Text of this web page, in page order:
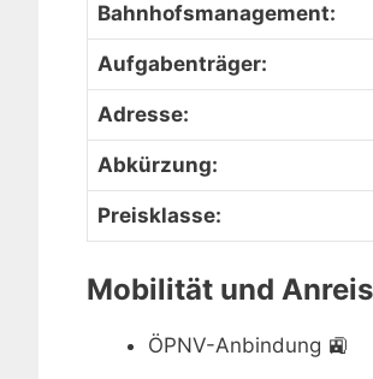
Bahnhofsmanagement:
Aufgabenträger:
Adresse:
Abkürzung:
Preisklasse:
Mobilität und
ÖPNV-Anbindung 🚉